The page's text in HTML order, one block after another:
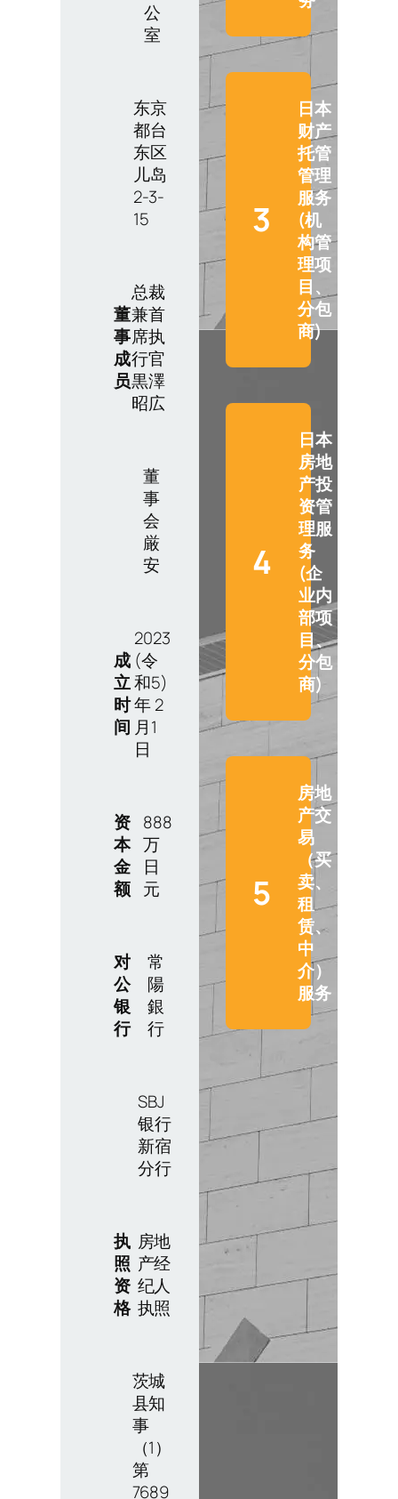
公
室
东京
都台
东区
儿岛
2-3-
15
董
事
成
员
总裁
兼首
席执
行官
黒澤
昭広
董
事
会
厳
安
成
立
时
间
2023
(令
和5)
年 2
月1
日
资
本
金
额
888
万
日
元
对
公
银
行
常
陽
銀
行
SBJ
银行
新宿
分行
执
照
资
格
房地
产经
纪人
执照
茨城
县知
事
（1）
第
7689
3
日本
财产
托管
管理
服务
(机
构管
理项
目、
分包
商)
4
日本
房地
产投
资管
理服
务
(企
业内
部项
目、
分包
商)
5
房地
产交
易
（买
卖、
租
赁、
中
介）
服务